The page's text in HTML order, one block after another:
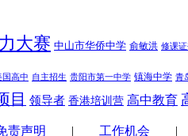
大赛 中山市华侨中学 俞敏洪 修课
国高中 自主招生 贵阳市第一中学 镇海中学 青
目 领导者 香港培训营 高中教育
责声明 | 工作机会